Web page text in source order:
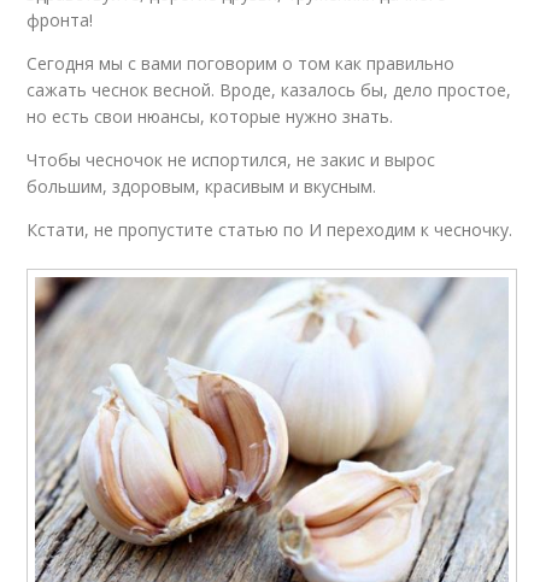
фронта! ‍
Сегодня мы с вами поговорим о том как правильно
сажать чеснок весной. Вроде, казалось бы, дело простое,
но есть свои нюансы, которые нужно знать.
Чтобы чесночок не испортился, не закис и вырос
большим, здоровым, красивым и вкусным.
Кстати, не пропустите статью по И переходим к чесночку.